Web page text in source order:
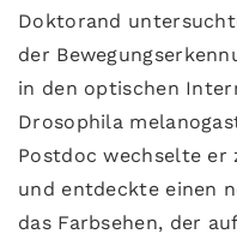
Doktorand
der
in den optischen
Drosophila
Postdoc wechselte er
und entdeckte einen
das Farbsehen, der